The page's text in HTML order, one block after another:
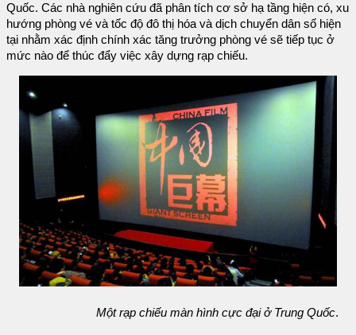
Quốc. Các nhà nghiên cứu đã phân tích cơ sở hạ tầng hiện có, xu
hướng phòng vé và tốc độ đô thị hóa và dịch chuyển dân số hiện
tại nhằm xác định chính xác tăng trưởng phòng vé sẽ tiếp tục ở
mức nào để thúc đẩy việc xây dựng rạp chiếu.
Một rạp chiếu màn hình cực đại ở Trung Quốc.